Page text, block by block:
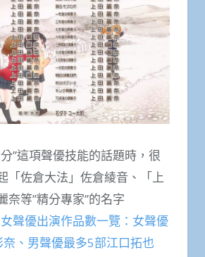
”這項聲優技能的話題時，很
「佐倉大法」佐倉綾音、「上
奈等”精分專家”的名字
聲優出演作品數一覽：女聲優
、男聲優最多5部江口拓也